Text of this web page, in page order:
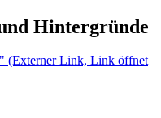
Hintergründe
(Externer Link, Link öffnet